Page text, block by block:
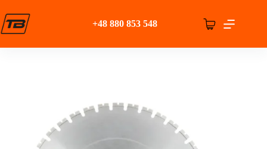
do
treści
+48 880 853 548 Koszyk